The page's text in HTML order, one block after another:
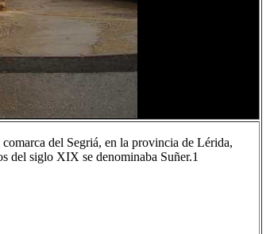
del Segriá, en la provincia de Lérida,
del siglo XIX se denominaba Suñer.1​